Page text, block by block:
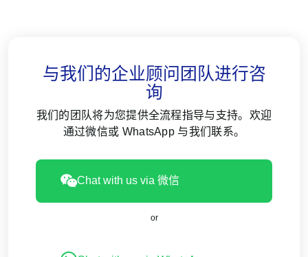
与我们的企业顾问团队进行咨
询
我们的团队将为您提供全流程指导与支持。欢迎
通过微信或 WhatsApp 与我们联系。
Chat with us via 微信
or